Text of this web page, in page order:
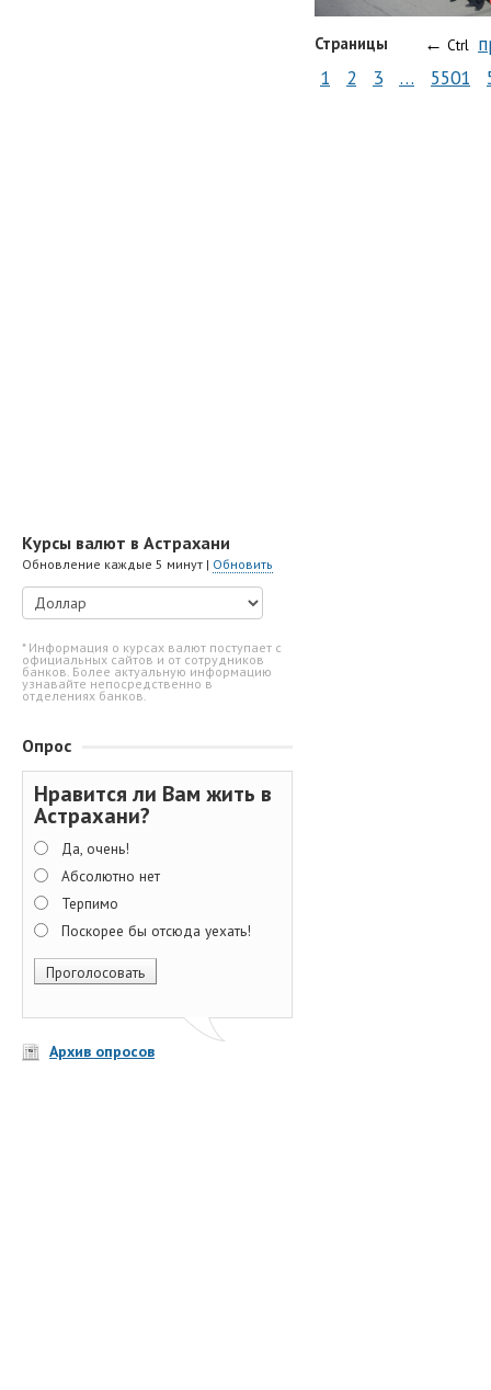
Курсы валют в Астрахани
Обновление каждые 5 минут | Обновить
* Информация о курсах валют поступает с
официальных сайтов и от сотрудников
банков. Более актуальную информацию
узнавайте непосредственно в
отделениях банков.
Опрос
Нравится ли Вам жить в
Астрахани?
Да, очень!
Абсолютно нет
Терпимо
Поскорее бы отсюда уехать!
Архив опросов
Страницы ← Ctrl
1
2 3 … 5501